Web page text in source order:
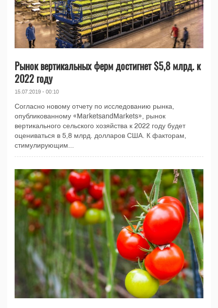
Рынок вертикальных ферм достигнет $5,8 млрд. к
2022 году
15.07.2019 - 00:10
Согласно новому отчету по исследованию рынка,
опубликованному «MarketsandMarkets», рынок
вертикального сельского хозяйства к 2022 году будет
оцениваться в 5,8 млрд. долларов США. К факторам,
стимулирующим...